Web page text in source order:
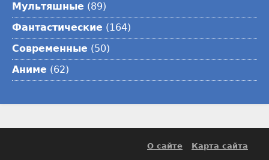
Мультяшные (89)
Фантастические (164)
Современные (50)
Аниме (62)
О сайте Карта сайта